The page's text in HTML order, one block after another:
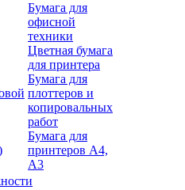
Бумага для
офисной
техники
Цветная бумага
для принтера
Бумага для
плоттеров и
копировальных
работ
Бумага для
принтеров А4,
А3